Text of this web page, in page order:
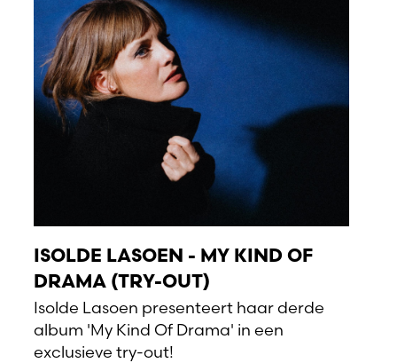
ISOLDE LASOEN - MY KIND OF
DRAMA (TRY-OUT)
Isolde Lasoen presenteert haar derde
album 'My Kind Of Drama' in een
exclusieve try-out!